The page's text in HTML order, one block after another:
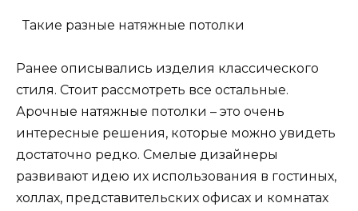
Такие разные натяжные потолки
Ранее описывались изделия классического
стиля. Стоит рассмотреть все остальные.
Арочные натяжные потолки – это очень
интересные решения, которые можно увидеть
достаточно редко. Смелые дизайнеры
развивают идею их использования в гостиных,
холлах, представительских офисах и комнатах